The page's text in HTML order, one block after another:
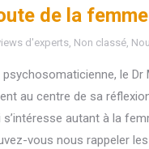
de la
d'experts, Non classé,
le
au centre de sa
autant à la
vous nous rappeler